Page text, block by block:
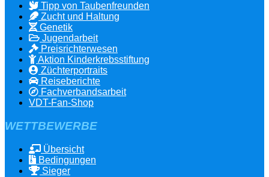
Tipp von Taubenfreunden
Zucht und Haltung
Genetik
Jugendarbeit
Preisrichterwesen
Aktion Kinderkrebsstiftung
Züchterportraits
Reiseberichte
Fachverbandsarbeit
VDT-Fan-Shop
WETTBEWERBE
Übersicht
Bedingungen
Sieger